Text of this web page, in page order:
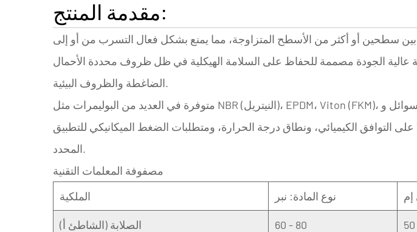
مقدمة المنتج:
سطحين أو أكثر من الأسطح المتزاوجة، مما يمنع بشكل فعال التسرب من أو إلى
عالية الجودة مصممة للحفاظ على السلامة الهيكلية في ظل ظروف محددة الأحمال
الضاغطةوالظروف البيئية.
و
على التوافق الكيميائي، ونطاق درجة الحرارة، ومتطلبات الضغط الميكانيكي للتطبيق
المحدد.
مصفوفة المعلمات التقنية
الملكية
نوع المادة: نبر إم
الصلابة (الشاطئ أ) 60 - 80